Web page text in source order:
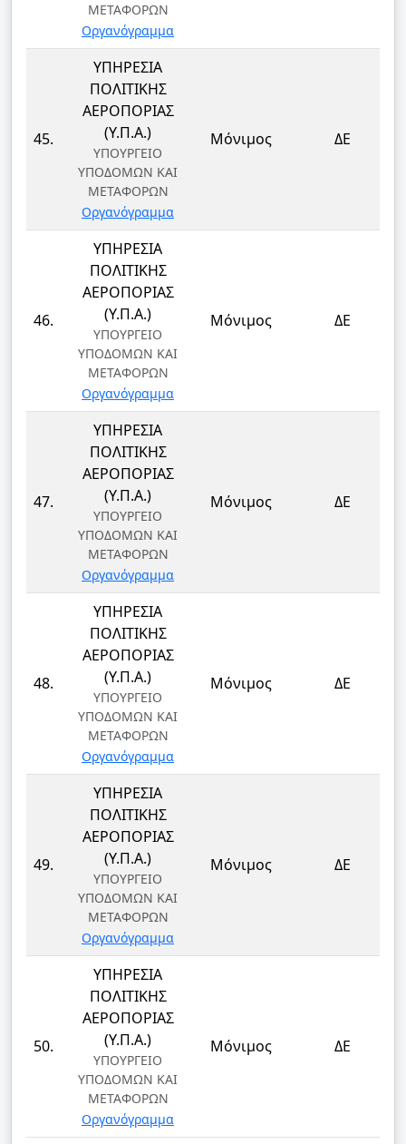
ΜΕΤΑΦΟΡΩΝ
Οργανόγραμμα
45.
ΥΠΗΡΕΣΙΑ
ΠΟΛΙΤΙΚΗΣ
ΑΕΡΟΠΟΡΙΑΣ
(Υ.Π.Α.)
ΥΠΟΥΡΓΕΙΟ
ΥΠΟΔΟΜΩΝ ΚΑΙ
ΜΕΤΑΦΟΡΩΝ
Οργανόγραμμα
Μόνιμος ΔΕ
46.
ΥΠΗΡΕΣΙΑ
ΠΟΛΙΤΙΚΗΣ
ΑΕΡΟΠΟΡΙΑΣ
(Υ.Π.Α.)
ΥΠΟΥΡΓΕΙΟ
ΥΠΟΔΟΜΩΝ ΚΑΙ
ΜΕΤΑΦΟΡΩΝ
Οργανόγραμμα
Μόνιμος ΔΕ
47.
ΥΠΗΡΕΣΙΑ
ΠΟΛΙΤΙΚΗΣ
ΑΕΡΟΠΟΡΙΑΣ
(Υ.Π.Α.)
ΥΠΟΥΡΓΕΙΟ
ΥΠΟΔΟΜΩΝ ΚΑΙ
ΜΕΤΑΦΟΡΩΝ
Οργανόγραμμα
Μόνιμος ΔΕ
48.
ΥΠΗΡΕΣΙΑ
ΠΟΛΙΤΙΚΗΣ
ΑΕΡΟΠΟΡΙΑΣ
(Υ.Π.Α.)
ΥΠΟΥΡΓΕΙΟ
ΥΠΟΔΟΜΩΝ ΚΑΙ
ΜΕΤΑΦΟΡΩΝ
Οργανόγραμμα
Μόνιμος ΔΕ
49.
ΥΠΗΡΕΣΙΑ
ΠΟΛΙΤΙΚΗΣ
ΑΕΡΟΠΟΡΙΑΣ
(Υ.Π.Α.)
ΥΠΟΥΡΓΕΙΟ
ΥΠΟΔΟΜΩΝ ΚΑΙ
ΜΕΤΑΦΟΡΩΝ
Οργανόγραμμα
Μόνιμος ΔΕ
50.
ΥΠΗΡΕΣΙΑ
ΠΟΛΙΤΙΚΗΣ
ΑΕΡΟΠΟΡΙΑΣ
(Υ.Π.Α.)
ΥΠΟΥΡΓΕΙΟ
ΥΠΟΔΟΜΩΝ ΚΑΙ
ΜΕΤΑΦΟΡΩΝ
Οργανόγραμμα
Μόνιμος ΔΕ